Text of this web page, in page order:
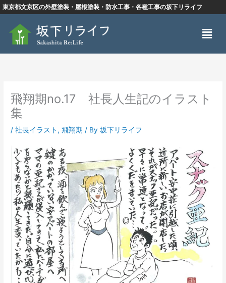
内
容
東京都文京区の外壁塗装・屋根塗装・防水工事・各種工事の坂下リライフ
メ
ニ
ュ
飛翔期no.17 社長人生記のイラスト
集
/社長イラスト ,飛翔期 / By坂下リライフ